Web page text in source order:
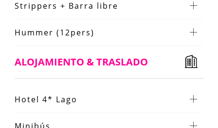
Strippers + Barra libre
Hummer (12pers)
ALOJAMIENTO & TRASLADO
Hotel 4* Lago